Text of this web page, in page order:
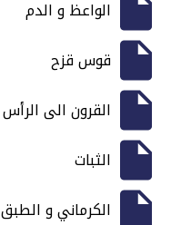
الواعظ و الدم
قوس قزح
القرون الى الرأس
الثبات
الكرماني و الطبق